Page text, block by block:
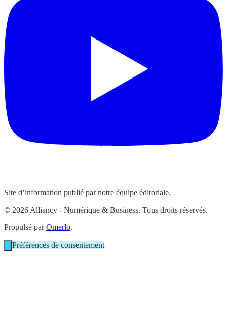
Site d’information publié par notre équipe éditoriale.
© 2026 Alliancy - Numérique & Business. Tous droits réservés.
Propulsé parOmerlo.
Préférences de consentement